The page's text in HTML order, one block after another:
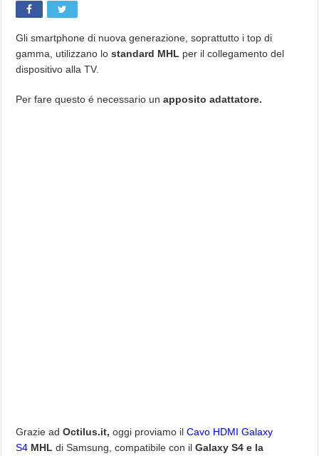
Gli smartphone di nuova generazione, soprattutto i top di
gamma, utilizzano lostandard MHL per il collegamento del
dispositivo alla TV.
Per fare questo é necessario un apposito adattatore.
Grazie adOctilus.it, oggi proviamo ilCavo HDMI Galaxy
S4 MHL di Samsung, compatibile con ilGalaxy S4 e la